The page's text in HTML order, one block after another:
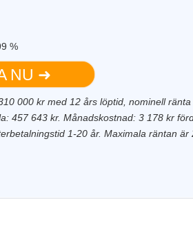
%
NU ➜
000 kr med 12 års löptid, nominell
457 643 kr. Månadskostnad: 3 178 kr
1-20 år. Maximala räntan